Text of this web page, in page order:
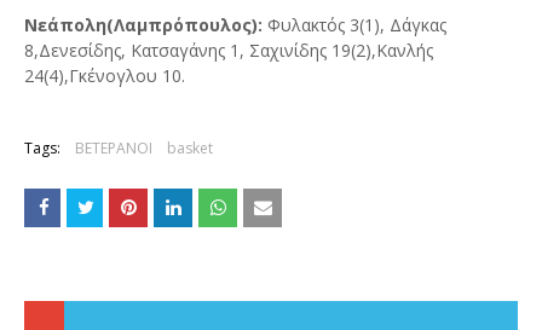
Νεάπολη(Λαμπρόπουλος): Φυλακτός 3(1), Δάγκας
8,Δενεσίδης, Κατσαγάνης 1, Σαχινίδης 19(2),Κανλής
24(4),Γκένογλου 10.
Tags: ΒΕΤΕΡΑΝΟΙ basket